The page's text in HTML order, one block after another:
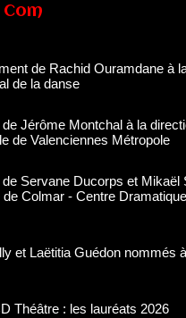
Jérôme Montchal à la
de Valenciennes Métropole
Servane Ducorps et Mikaël
Colmar - Centre Dramatique
et Laëtitia Guédon nommés à
Théâtre : les lauréats 2026
Écrire pour le cirque,